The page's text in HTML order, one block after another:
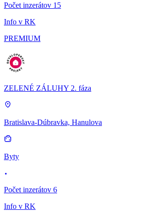
Počet inzerátov 15
Info v RK
PREMIUM
ZELENÉ ZÁLUHY 2. fáza
Bratislava-Dúbravka, Hanulova
Byty
Počet inzerátov 6
Info v RK